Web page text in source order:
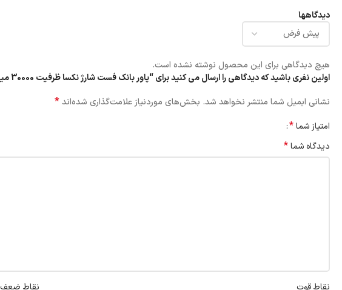
دیدگاهها
هیچ دیدگاهی برای این محصول نوشته نشده است.
اولین نفری باشید که دیدگاهی را ارسال می کنید برای “پاور بانک فست شارژ نکسا ظرفیت 30000 میلی آمپر مدل P303”
نشانی ایمیل شما منتشر نخواهد شد. بخش‌های موردنیاز علامت‌گذاری شده‌اند*
امتیاز شما*
دیدگاه شما*
نقاط قوت نقاط ضعف